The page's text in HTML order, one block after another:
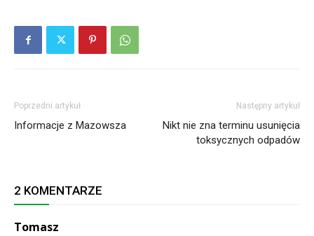
Poprzedni artykuł
Informacje z Mazowsza
Następny artykuł
Nikt nie zna terminu usunięcia
toksycznych odpadów
2 KOMENTARZE
Tomasz